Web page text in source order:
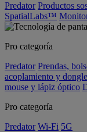
Predator Productos
SpatialLabs™
Pro categoría
Predator Prendas,
acoplamiento y
mouse y lápiz óptico
Pro categoría
Predator Wi-Fi 5G